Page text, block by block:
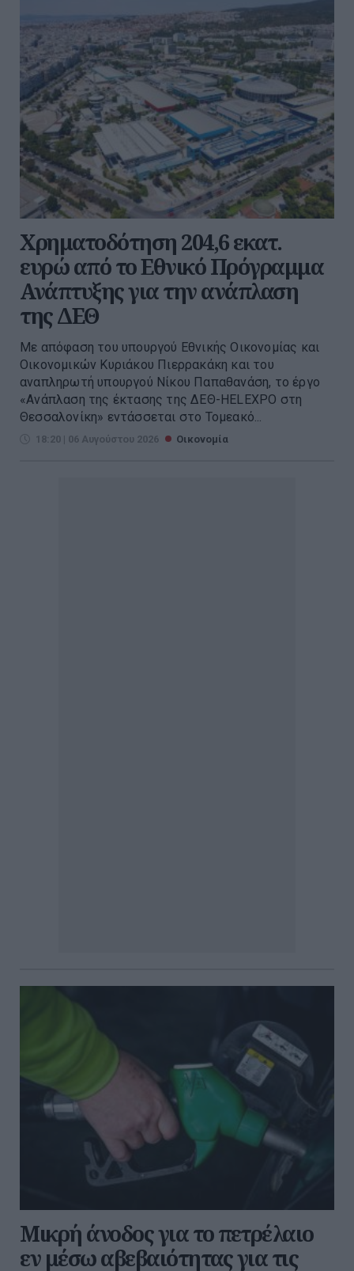
Χρηματοδότηση 204,6 εκατ.
ευρώ από το Εθνικό Πρόγραμμα
Ανάπτυξης για την ανάπλαση
της ΔΕΘ
Με απόφαση του υπουργού Εθνικής Οικονομίας και
Οικονομικών Κυριάκου Πιερρακάκη και του
αναπληρωτή υπουργού Νίκου Παπαθανάση, το έργο
«Ανάπλαση της έκτασης της ΔΕΘ-HELEXPO στη
Θεσσαλονίκη» εντάσσεται στο Τομεακό...
18:20 | 06 Αυγούστου 2026 Οικονομία
Μικρή άνοδος για το πετρέλαιο
εν μέσω αβεβαιότητας για τις